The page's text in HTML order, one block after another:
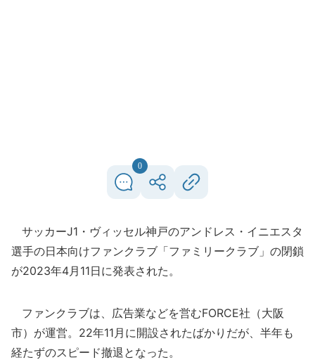
0
サッカーJ1・ヴィッセル神戸のアンドレス・イニエスタ
選手の日本向けファンクラブ「ファミリークラブ」の閉鎖
が2023年4月11日に発表された。
ファンクラブは、広告業などを営むFORCE社（大阪
市）が運営。22年11月に開設されたばかりだが、半年も
経たずのスピード撤退となった。